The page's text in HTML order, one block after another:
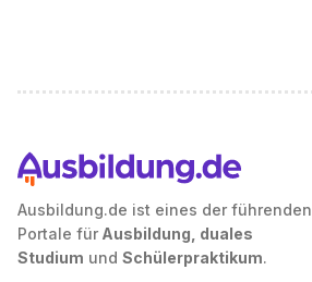
Ausbildung.de ist eines der führenden
Portale für Ausbildung, duales
Studium und Schülerpraktikum.